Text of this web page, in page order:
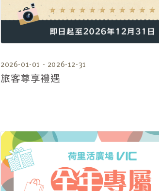
2026-01-01 - 2026-12-31
旅客尊享禮遇